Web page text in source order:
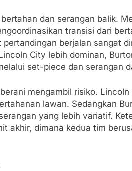
dan serangan balik.
transisi dari
berjalan sangat
City lebih dominan,
set-piece dan serangan
mengambil risiko.
lawan. Sedangkan
yang lebih variatif.
akhir, dimana kedua tim